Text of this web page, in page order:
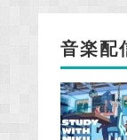
音楽配